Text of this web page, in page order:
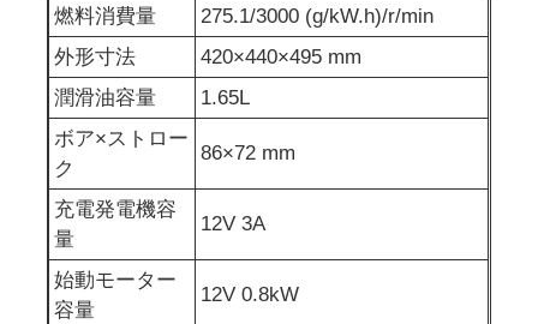
おおいの発電機セット
低騒音発電機
発電機の維持
溶接発電機セット
燃料消費量
275.1/3000 (g/kW.h)/r/min
外形寸法
420×440×495 mm
潤滑油容量
1.65L
ボア×ストロー
ク
86×72 mm
充電発電機容
量
12V 3A
始動モーター
容量
12V 0.8kW